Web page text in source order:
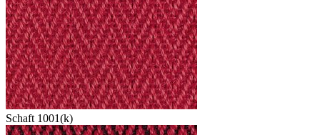
Schaft 1001(k)